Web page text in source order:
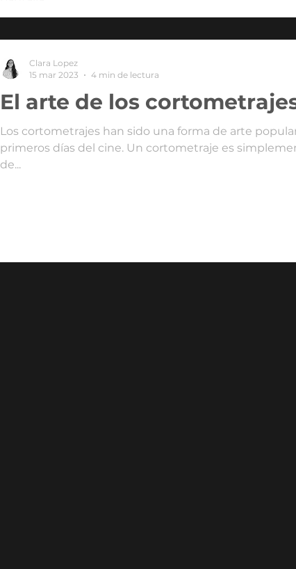
El arte de los
Los cortometrajes han sido una forma de arte
primeros días del cine. Un cortometraje es
de...
Clara Lopez
15 mar 2023
4 min de lectura